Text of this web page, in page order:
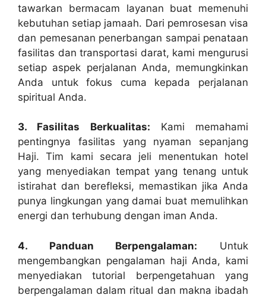
tawarkan bermacam layanan buat memenuhi
kebutuhan setiap jamaah. Dari pemrosesan visa
dan pemesanan penerbangan sampai penataan
fasilitas dan transportasi darat, kami mengurusi
setiap aspek perjalanan Anda, memungkinkan
Anda untuk fokus cuma kepada perjalanan
spiritual Anda.
3. Fasilitas Berkualitas: Kami memahami
pentingnya fasilitas yang nyaman sepanjang
Haji. Tim kami secara jeli menentukan hotel
yang menyediakan tempat yang tenang untuk
istirahat dan berefleksi, memastikan jika Anda
punya lingkungan yang damai buat memulihkan
energi dan terhubung dengan iman Anda.
4. Panduan Berpengalaman: Untuk
mengembangkan pengalaman haji Anda, kami
menyediakan tutorial berpengetahuan yang
berpengalaman dalam ritual dan makna ibadah